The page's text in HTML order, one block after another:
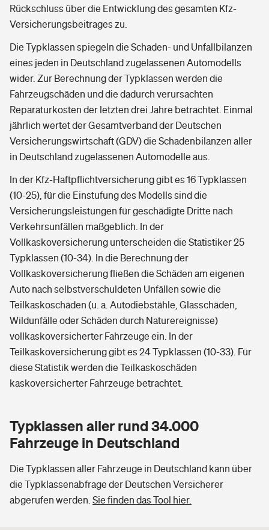
Rückschluss über die Entwicklung des gesamten Kfz-
Versicherungsbeitrages zu.
Die Typklassen spiegeln die Schaden- und Unfallbilanzen
eines jeden in Deutschland zugelassenen Automodells
wider. Zur Berechnung der Typklassen werden die
Fahrzeugschäden und die dadurch verursachten
Reparaturkosten der letzten drei Jahre betrachtet. Einmal
jährlich wertet der Gesamtverband der Deutschen
Versicherungswirtschaft (GDV) die Schadenbilanzen aller
in Deutschland zugelassenen Automodelle aus.
In der Kfz-Haftpflichtversicherung gibt es 16 Typklassen
(10-25), für die Einstufung des Modells sind die
Versicherungsleistungen für geschädigte Dritte nach
Verkehrsunfällen maßgeblich. In der
Vollkaskoversicherung unterscheiden die Statistiker 25
Typklassen (10-34). In die Berechnung der
Vollkaskoversicherung fließen die Schäden am eigenen
Auto nach selbstverschuldeten Unfällen sowie die
Teilkaskoschäden (u. a. Autodiebstähle, Glasschäden,
Wildunfälle oder Schäden durch Naturereignisse)
vollkaskoversicherter Fahrzeuge ein. In der
Teilkaskoversicherung gibt es 24 Typklassen (10-33). Für
diese Statistik werden die Teilkaskoschäden
kaskoversicherter Fahrzeuge betrachtet.
Typklassen aller rund 34.000
Fahrzeuge in Deutschland
Die Typklassen aller Fahrzeuge in Deutschland kann über
die Typklassenabfrage der Deutschen Versicherer
abgerufen werden. Sie finden das Tool hier.